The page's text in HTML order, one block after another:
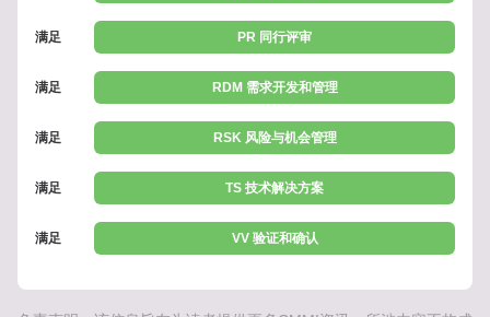
满足 PR 同行评审
满足 RDM 需求开发和管理
满足 RSK 风险与机会管理
满足 TS 技术解决方案
满足 VV 验证和确认